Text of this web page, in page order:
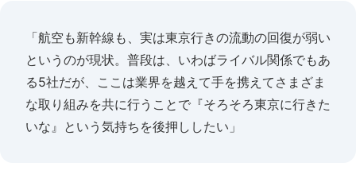
「航空も新幹線も、実は東京行きの流動の回復が弱い
というのが現状。普段は、いわばライバル関係でもあ
る5社だが、ここは業界を越えて手を携えてさまざま
な取り組みを共に行うことで『そろそろ東京に行きた
いな』という気持ちを後押ししたい」